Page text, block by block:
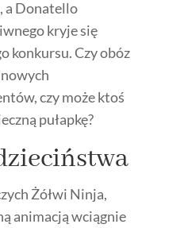
a Donatello
kryje się
konkursu. Czy obóz
czy może ktoś
pułapkę?
Żółwi Ninja,
animacją wciągnie